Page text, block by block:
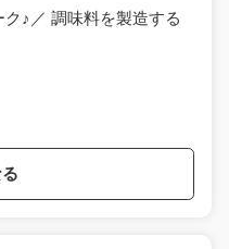
♪／ 調味料を製造する